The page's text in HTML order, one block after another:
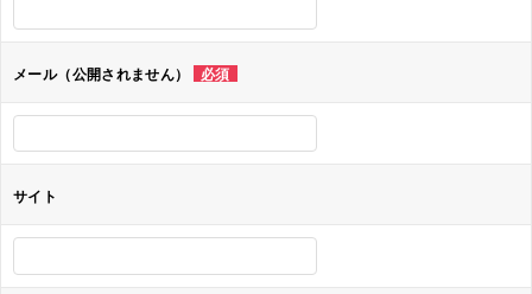
シ
ョ
ン
メール（公開されません） 必須
サイト